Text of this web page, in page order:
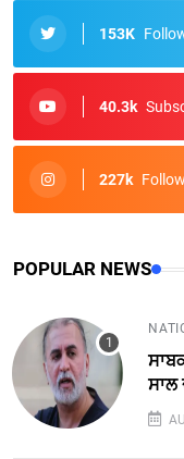
153K
40.3k
227k
POPULAR NEWS
ਸਾਲ